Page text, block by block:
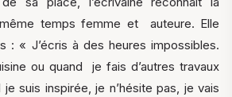
temps femme et auteure. Elle
: « J’écris à des heures impossibles.
ou quand je fais d’autres travaux
suis inspirée, je n’hésite pas, je vais